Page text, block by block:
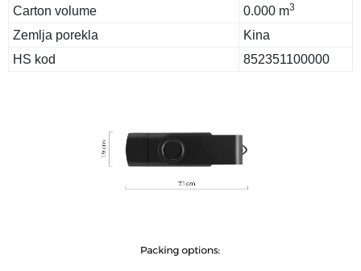
Carton volume
0.000 m3
Zemlja porekla
Kina
HS kod
852351100000